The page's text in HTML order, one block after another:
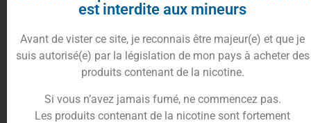
une création exceptionnelle de la gamme
MultifreezedeLiquideo.
Plongez dans une expérience de vapeur intense
avec l’harmonie parfaite demyrtillesucculente et
citronacidulé.
est interdite aux mineurs
Avant de vister ce site, je reconnais être majeur(e) et que je
suis autorisé(e) par la législation de mon pays à acheter des
produits contenant de la nicotine.
Si vous n’avez jamais fumé, ne commencez pas.
Les produits contenant de la nicotine sont fortement